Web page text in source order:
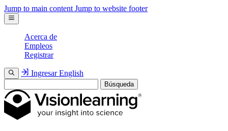
Jump to main content Jump to website footer
Acerca de
Empleos
Registrar
Ingresar English
Búsqueda